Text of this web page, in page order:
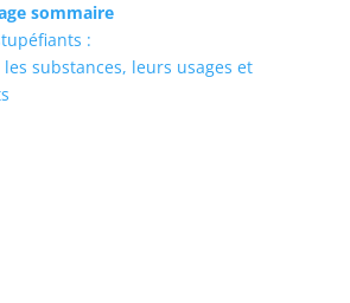
sommaire
:
substances, leurs usages et